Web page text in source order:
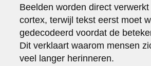
Beelden worden direct
cortex, terwijl tekst eerst moet
gedecodeerd voordat de
Dit verklaart waarom mensen
veel langer herinneren.